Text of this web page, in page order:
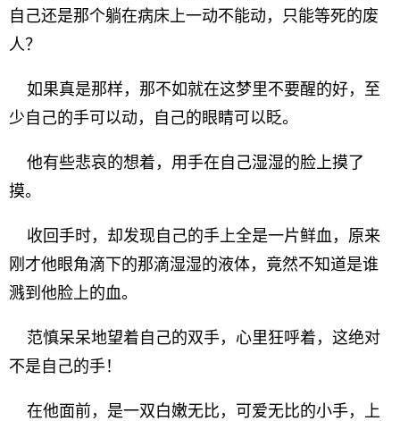
自己还是那个躺在病床上一动不能动，只能等死的废
人？
如果真是那样，那不如就在这梦里不要醒的好，至
少自己的手可以动，自己的眼睛可以眨。
他有些悲哀的想着，用手在自己湿湿的脸上摸了
摸。
收回手时，却发现自己的手上全是一片鲜血，原来
刚才他眼角滴下的那滴湿湿的液体，竟然不知道是谁
溅到他脸上的血。
范慎呆呆地望着自己的双手，心里狂呼着，这绝对
不是自己的手！
在他面前，是一双白嫩无比，可爱无比的小手，上